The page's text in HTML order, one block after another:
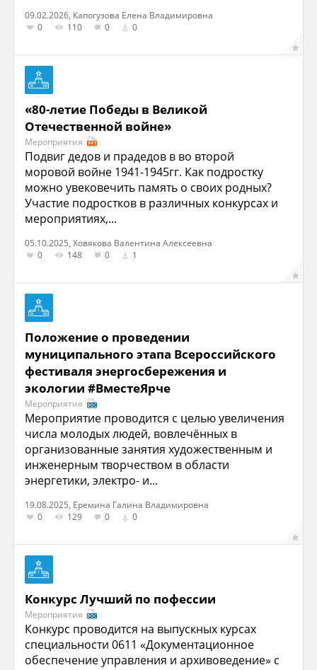
09.02.2026, Капогузова Елена Владимировна
0
110 0 0
«80-летие Победы в Великой
Отечественной войне»
Мероприятия
Подвиг дедов и прадедов в во второй
моровой войне 1941-1945гг. Как подростку
можно увековечить память о своих родных?
Участие подростков в различных конкурсах и
мероприятиях,...
05.10.2025, Ховякова Валентина Алексеевна
0
148 0 1
Положение о проведении
муниципального этапа Всероссийского
фестиваля энергосбережения и
экологии #ВместеЯрче
Мероприятия
Мероприятие проводится с целью увеличения
числа молодых людей, вовлечённых в
организованные занятия художественным и
инженерным творчеством в области
энергетики, электро- и...
19.08.2025, Еремина Галина Владимировна
0
129 0 0
Конкурс Лучший по пофессии
Мероприятия
Конкурс проводится на выпускных курсах
специальности 0611 «Документационное
обеспечение управления и архивоведение» с